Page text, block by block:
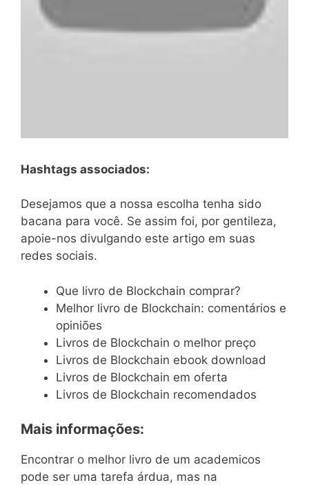
Hashtags associados:
Desejamos que a nossa escolha tenha sido
bacana para você. Se assim foi, por gentileza,
apoie-nos divulgando este artigo em suas
redes sociais.
Que livro de Blockchain comprar?
Melhor livro de Blockchain: comentários e
opiniões
Livros de Blockchain o melhor preço
Livros de Blockchain ebook download
Livros de Blockchain em oferta
Livros de Blockchain recomendados
Mais informações:
Encontrar o melhor livro de um academicos
pode ser uma tarefa árdua, mas na